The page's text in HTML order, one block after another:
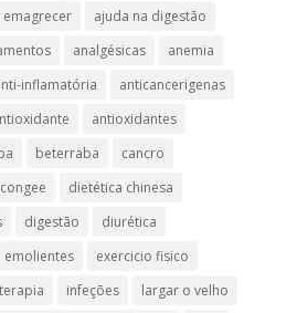
emagrecer
ajuda na digestão
analgésicas
anemia
inflamatória​
anticancerigenas
antioxidantes
beterraba
cancro
congee
dietética chinesa
digestão
diurética
emolientes
exercicio fisico
infeções largar o velho